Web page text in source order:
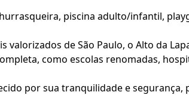
piscina adulto/infantil,
valorizados de São Paulo, o Alto da
como escolas renomadas,
por sua tranquilidade e